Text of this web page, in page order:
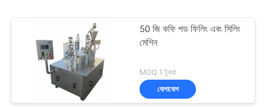
50 জি কফি পড ফিলিং এবং সিলিং
মেশিন
MOQ:1 টুকরা
যোগাযোগ